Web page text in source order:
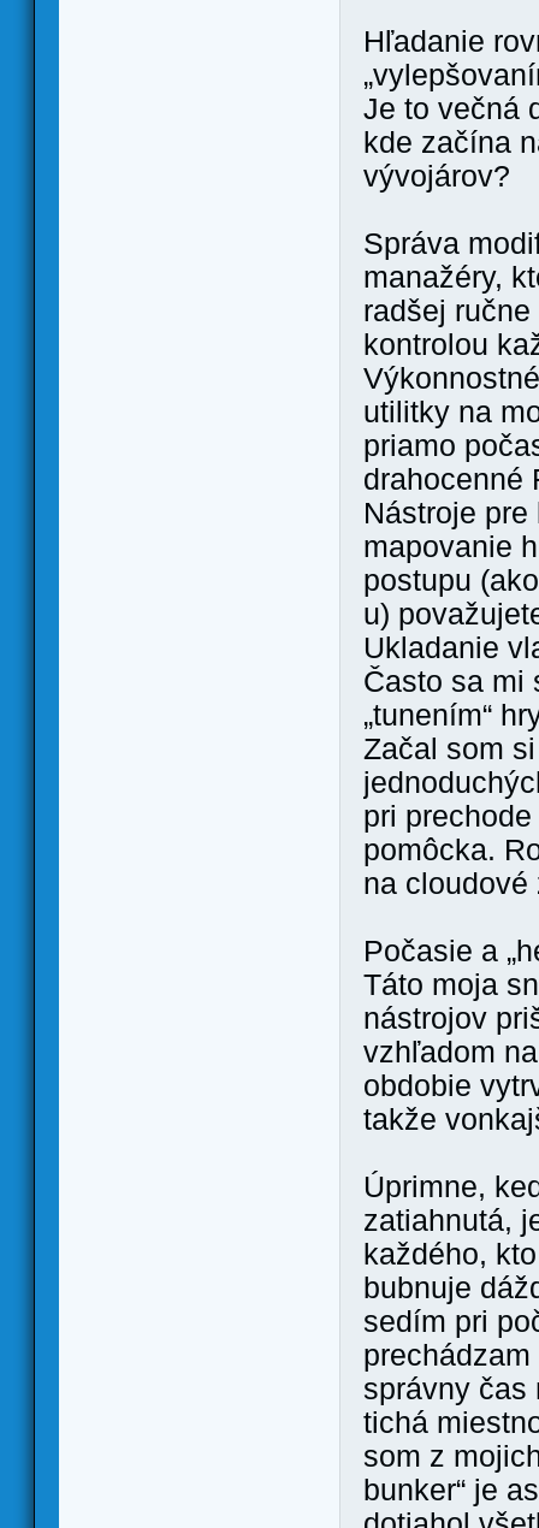
Hľadanie
Je to večná
kde začína
vývojárov?
Správa
manažéry,
radšej
kontrolou
utilitky na
priamo
drahocenné
Nástroje
mapovanie
postupu
u)
Ukladanie
Často sa mi
„tunením“
Začal som
pri
pomôcka.
na cloudové
Počasie a
Táto moja
nástrojov
vzhľadom
obdobie
takže
Úprimne,
zatiahnutá,
každého,
bubnuje
sedím pri
správny čas
tichá
som z
bunker“ je